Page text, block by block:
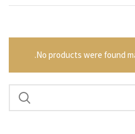
No products were found